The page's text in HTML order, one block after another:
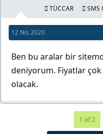
TÜCCAR
SMS
12 Nis 2020
Ben bu aralar bir
deniyorum. Fiyatlar
olacak.
1 of 2